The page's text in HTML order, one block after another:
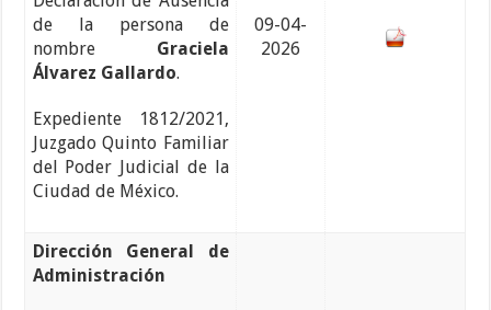
de la persona de
nombre Graciela
Álvarez Gallardo.
Expediente 1812/2021,
Juzgado Quinto Familiar
del Poder Judicial de la
Ciudad de México.
09-04-
2026
Dirección General de
Administración